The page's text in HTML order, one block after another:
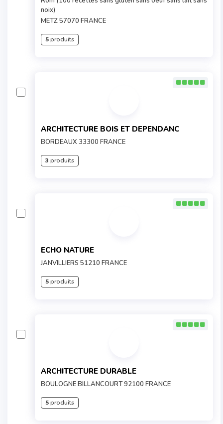
noix)
METZ 57070 FRANCE
5produits
ARCHITECTURE BOIS ET DEPENDANC
BORDEAUX 33300 FRANCE
3 produits
ECHO NATURE
JANVILLIERS 51210 FRANCE
5produits
ARCHITECTURE DURABLE
BOULOGNE BILLANCOURT 92100 FRANCE
5produits